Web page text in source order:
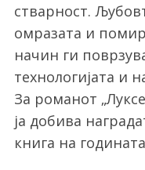
стварност.
омразата и
начин ги
технологијата и
За романот
ја добива
книга на